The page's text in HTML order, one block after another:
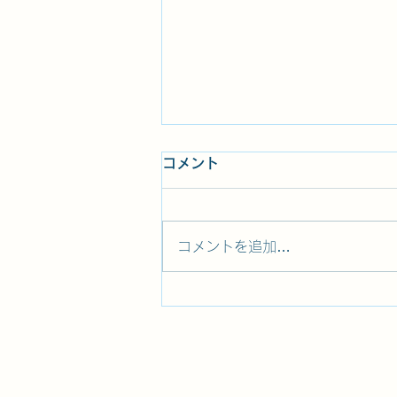
季節が変わると思い出すこと
コメント
コメントを追加…